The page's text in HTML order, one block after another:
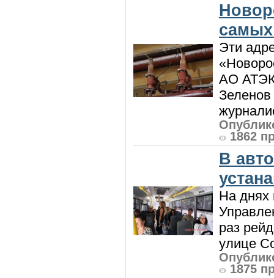
Эти
АО АТЭК
Зеленов
1862
В
На днях
раз
улице
1875